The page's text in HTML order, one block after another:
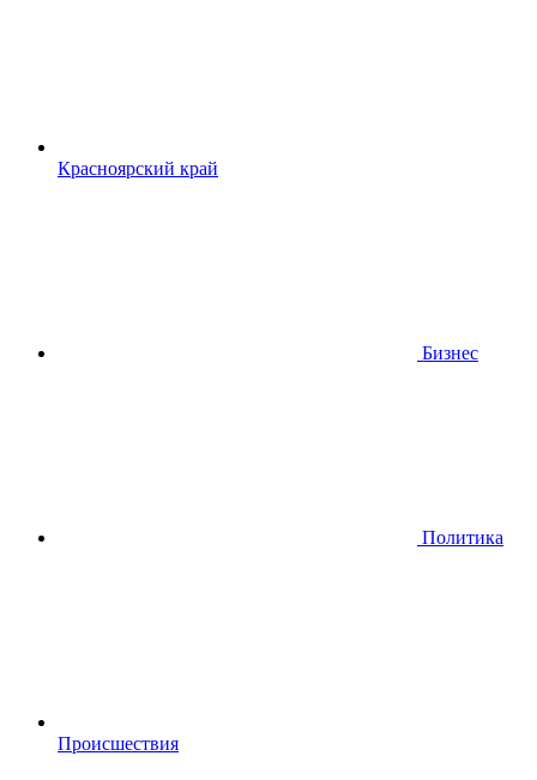
Красноярский край
Бизнес
Политика
Происшествия